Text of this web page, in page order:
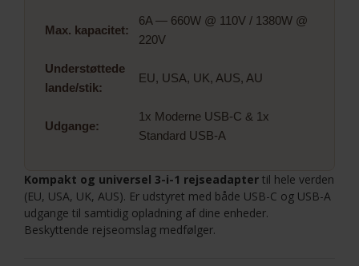
Max. kapacitet:
6A — 660W @ 110V / 1380W @
220V
Understøttede
lande/stik:
EU, USA, UK, AUS, AU
Udgange:
1x Moderne USB-C & 1x
Standard USB-A
Kompakt og universel 3-i-1 rejseadapter til hele verden
(EU, USA, UK, AUS). Er udstyret med både USB-C og USB-A
udgange til samtidig opladning af dine enheder.
Beskyttende rejseomslag medfølger.